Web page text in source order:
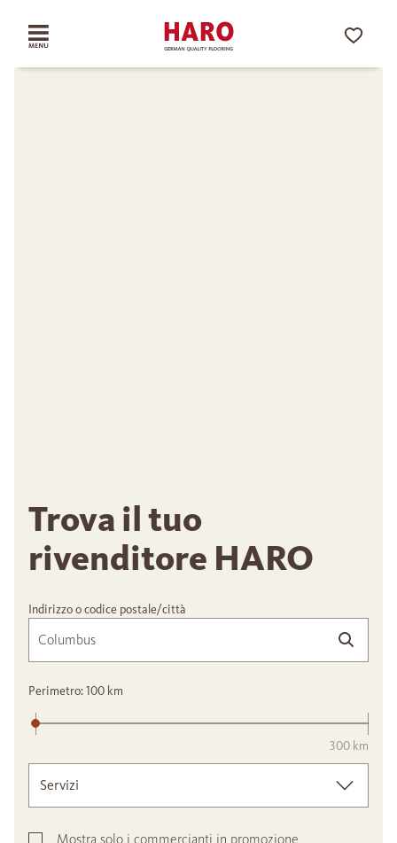
Trova il tuo
rivenditore HARO
Indirizzo o codice postale/città
Perimetro:100 km
300 km
Servizi
Mostra solo i commercianti in promozione